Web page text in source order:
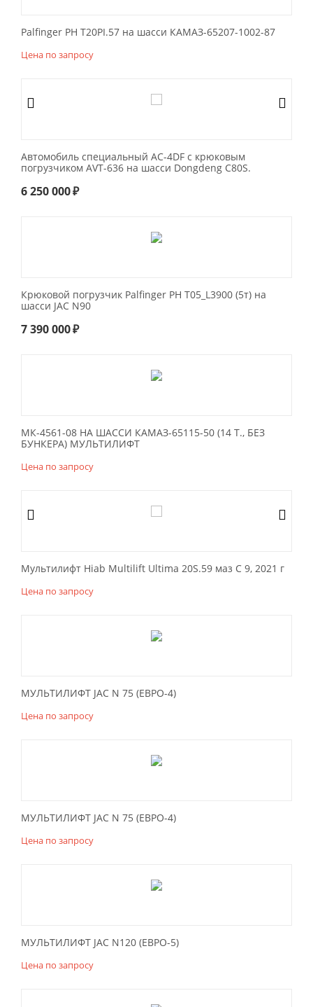
Palfinger РН Т20РI.57 на шасси КАМАЗ-65207-1002-87
Цена по запросу
Автомобиль специальный АС-4DF с крюковым
погрузчиком AVT-636 на шасси Dongdeng C80S.
6 250 000₽
Крюковой погрузчик Palfinger PH T05_L3900 (5т) на
шасси JAC N90
7 390 000₽
МК-4561-08 НА ШАССИ КАМАЗ-65115-50 (14 Т., БЕЗ
БУНКЕРА) МУЛЬТИЛИФТ
Цена по запросу
Мультилифт Hiab Multilift Ultima 20S.59 маз С 9, 2021 г
Цена по запросу
МУЛЬТИЛИФТ JAC N 75 (ЕВРО-4)
Цена по запросу
МУЛЬТИЛИФТ JAC N 75 (ЕВРО-4)
Цена по запросу
МУЛЬТИЛИФТ JAC N120 (ЕВРО-5)
Цена по запросу